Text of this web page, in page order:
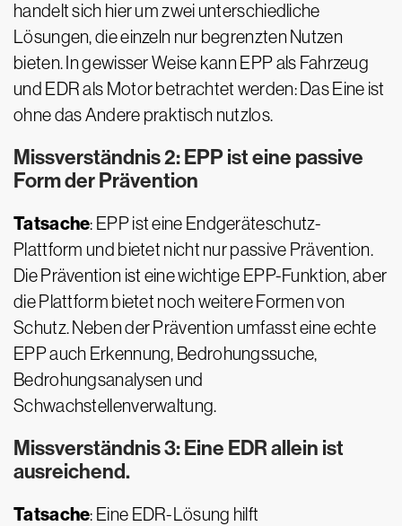
handelt sich hier um zwei unterschiedliche
Lösungen, die einzeln nur begrenzten Nutzen
bieten. In gewisser Weise kann EPP als Fahrzeug
und EDR als Motor betrachtet werden: Das Eine ist
ohne das Andere praktisch nutzlos.
Missverständnis 2: EPP ist eine passive
Form der Prävention
Tatsache: EPP ist eine Endgeräteschutz-
Plattform und bietet nicht nur passive Prävention.
Die Prävention ist eine wichtige EPP-Funktion, aber
die Plattform bietet noch weitere Formen von
Schutz. Neben der Prävention umfasst eine echte
EPP auch Erkennung, Bedrohungssuche,
Bedrohungsanalysen und
Schwachstellenverwaltung.
Missverständnis 3: Eine EDR allein ist
ausreichend.
Tatsache: Eine EDR-Lösung hilft